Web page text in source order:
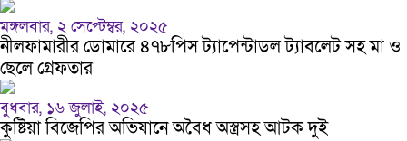
মঙ্গলবার, ২ সেপ্টেম্বর, ২০২৫
নীলফামারীর ডোমারে ৪৭৮পিস ট্যাপেন্টাডল ট্যাবলেট সহ মা ও
ছেলে গ্রেফতার
বুধবার, ১৬ জুলাই, ২০২৫
কুষ্টিয়া বিজেপির অভিযানে অবৈধ অস্ত্রসহ আটক দুই